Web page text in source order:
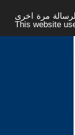
مرة اخرى -
This website